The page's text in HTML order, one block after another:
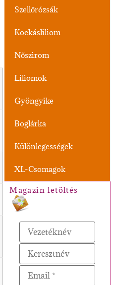
Szellőrózsák
Kockásliliom
Nőszirom
Liliomok
Gyöngyike
Boglárka
Különlegességek
XL-Csomagok
Magazin letöltés